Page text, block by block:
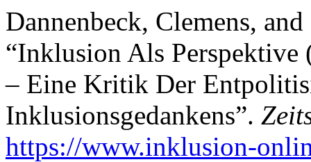
Dannenbeck, Clemens,
“Inklusion Als Perspektive
– Eine Kritik Der
Inklusionsgedankens”.
https://www.inklusion-